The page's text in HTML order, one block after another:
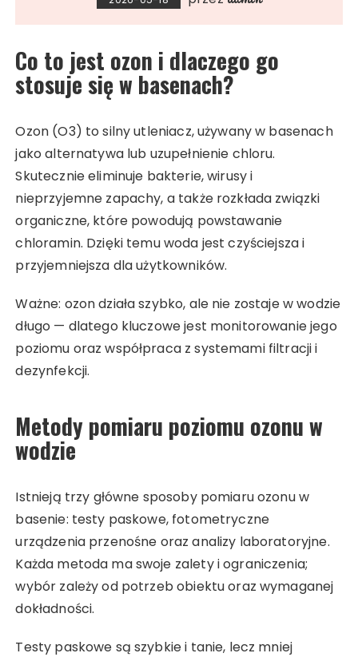
Co to jest ozon i dlaczego go
stosuje się w basenach?
Ozon (O3) to silny utleniacz, używany w basenach
jako alternatywa lub uzupełnienie chloru.
Skutecznie eliminuje bakterie, wirusy i
nieprzyjemne zapachy, a także rozkłada związki
organiczne, które powodują powstawanie
chloramin. Dzięki temu woda jest czyściejsza i
przyjemniejsza dla użytkowników.
Ważne: ozon działa szybko, ale nie zostaje w wodzie
długo — dlatego kluczowe jest monitorowanie jego
poziomu oraz współpraca z systemami filtracji i
dezynfekcji.
Metody pomiaru poziomu ozonu w
wodzie
Istnieją trzy główne sposoby pomiaru ozonu w
basenie: testy paskowe, fotometryczne
urządzenia przenośne oraz analizy laboratoryjne.
Każda metoda ma swoje zalety i ograniczenia;
wybór zależy od potrzeb obiektu oraz wymaganej
dokładności.
Testy paskowe są szybkie i tanie, lecz mniej